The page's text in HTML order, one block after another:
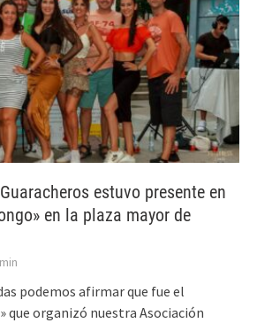
estuvo presente en
en la plaza mayor de
podemos afirmar que fue el
que organizó nuestra Asociación